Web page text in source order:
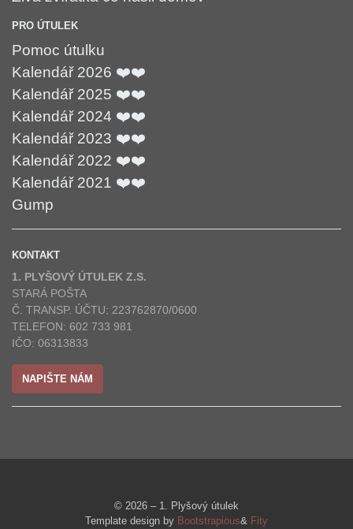
PRO ÚTULEK
Pomoc útulku
Kalendář 2026 ❤️❤️
Kalendář 2025 ❤️❤️
Kalendář 2024 ❤️❤️
Kalendář 2023 ❤️❤️
Kalendář 2022 ❤️❤️
Kalendář 2021 ❤️❤️
Gump
KONTAKT
1. PLYŠOVÝ ÚTULEK Z.S.
STARÁ POŠTA
Č. TRANSP. ÚČTU: 223762870/0600
TELEFON: 602 733 981
IČO: 06313833
NAPIŠTE NÁM
© 2026 – 1. Plyšový útulek
Template design by Bootstrapious& Fity